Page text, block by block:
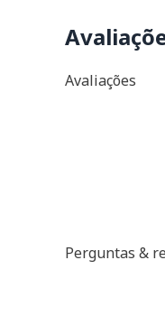
Avaliações
Perguntas &